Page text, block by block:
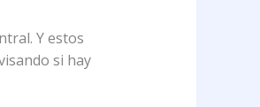
Y estos
si hay